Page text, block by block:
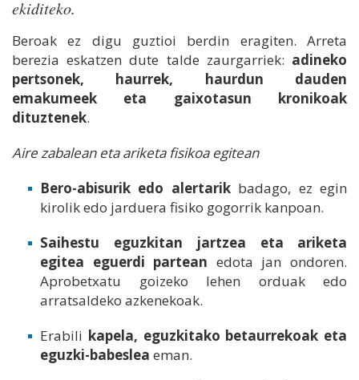
ekiditeko.
Beroak ez digu guztioi berdin eragiten. Arreta
berezia eskatzen dute talde zaurgarriek: adineko
pertsonek, haurrek, haurdun dauden
emakumeek eta gaixotasun kronikoak
dituztenek.
Aire zabalean eta ariketa fisikoa egitean
Bero-abisurik edo alertarikbadago, ez egin
kirolik edo jarduera fisiko gogorrik kanpoan.
Saihestu eguzkitan jartzea eta ariketa
egitea eguerdi partean edota jan ondoren.
Aprobetxatu goizeko lehen orduak edo
arratsaldeko azkenekoak.
Erabili kapela, eguzkitako betaurrekoak eta
eguzki-babeslea eman.